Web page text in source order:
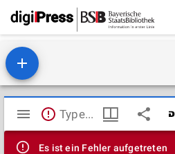
Mirador
Viewer
TypeError: Failed to fetch
Es ist ein Fehler aufgetreten